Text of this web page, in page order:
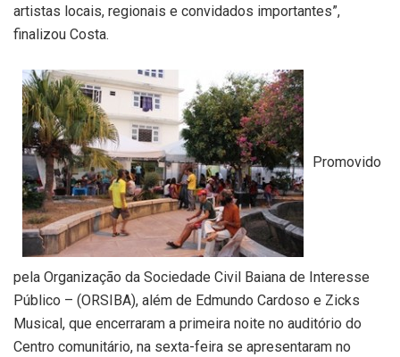
artistas locais, regionais e convidados importantes”,
finalizou Costa.
Promovido
pela Organização da Sociedade Civil Baiana de Interesse
Público – (ORSIBA), além de Edmundo Cardoso e Zicks
Musical, que encerraram a primeira noite no auditório do
Centro comunitário, na sexta-feira se apresentaram no